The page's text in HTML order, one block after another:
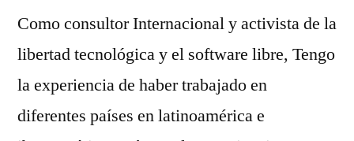
Como consultor Internacional y activista de la
libertad tecnológica y el software libre, Tengo
la experiencia de haber trabajado en
diferentes países en latinoamérica e